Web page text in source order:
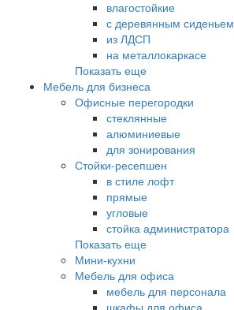
влагостойкие
с деревянным сиденьем
из ЛДСП
на металлокаркасе
Показать еще
Мебель для бизнеса
Офисные перегородки
стеклянные
алюминиевые
для зонирования
Стойки-ресепшен
в стиле лофт
прямые
угловые
стойка администратора
Показать еще
Мини-кухни
Мебель для офиса
мебель для персонала
шкафы для офиса